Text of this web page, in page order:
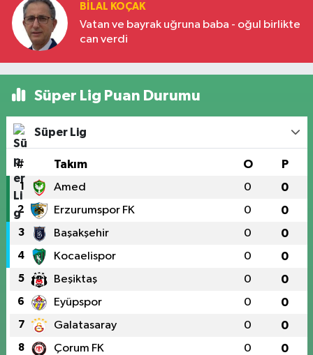
BILAL KOÇAK
Vatan ve bayrak uğruna baba - oğul birlikte
can verdi
Süper Lig Puan Durumu
Süper Lig
# Takım O P
1 Amed 0 0
2 Erzurumspor FK 0 0
3 Başakşehir 0 0
4 Kocaelispor 0 0
5 Beşiktaş 0 0
6 Eyüpspor 0 0
7 Galatasaray 0 0
8 Çorum FK 0 0